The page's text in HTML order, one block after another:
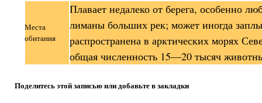
Места
обитания
Плавает недалеко от берега, особенно
лиманы больших рек; может иногда
распространена в арктических морях
общая численность 15—20 тысяч
Поделитесь этой записью или добавьте в закладки